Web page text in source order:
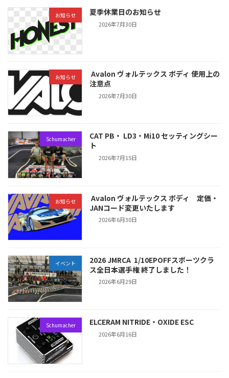
お知らせ 夏季休業日のお知らせ
2026年7月30日
お知らせ
Avalon ヴォルテックス ボディ 使用上の
注意点
2026年7月30日
Schumacher
CAT PB・ LD3・Mi10 セッティングシー
ト
2026年7月15日
お知らせ
Avalon ヴォルテックス ボディ 定価・
JANコード変更いたします
2026年6月30日
イベント
2026 JMRCA 1/10EPOFFスポーツクラ
ス全日本選手権 終了しました！
2026年6月29日
Schumacher ELCERAM NITRIDE・OXIDE ESC
2026年6月16日